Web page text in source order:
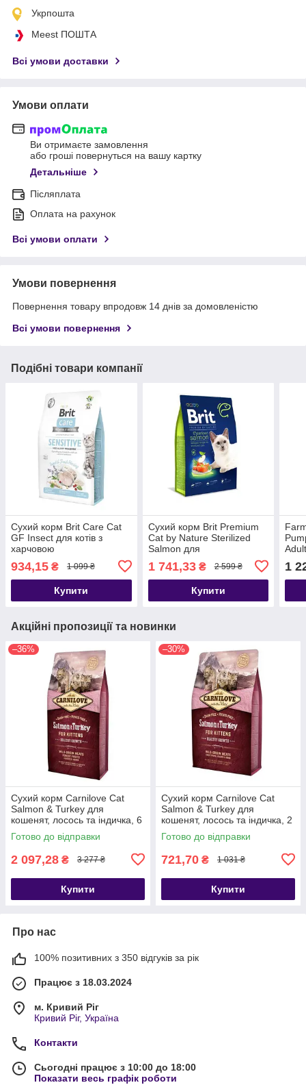
Укрпошта
Meest ПОШТА
Всі умови доставки
Умови оплати
Ви отримаєте замовлення
або гроші повернуться на вашу картку
Детальніше
Післяплата
Оплата на рахунок
Всі умови оплати
Умови повернення
Повернення товару впродовж 14 днів за домовленістю
Всі умови повернення
Подібні товари компанії
Сухий корм Brit Care Cat
GF Insect для котів з
харчовою
комахами та рибою, 2 кг
934,15 ₴ 1 099 ₴
Купити
Сухий корм Brit Premium
Cat by Nature Sterilized
Salmon для
лососем, 8 кг
1 741,33₴ 2 599 ₴
Купити
1
Акційні пропозиції та новинки
–36%
Сухий корм Carnilove Cat
Salmon & Turkey для
кошенят, лосось та індичка, 6
кг
Готово до відправки
2 097,28 ₴ 3 277 ₴
Купити
–30%
Сухий корм Carnilove Cat
Salmon & Turkey для
кошенят, лосось та індичка, 2
кг
Готово до відправки
721,70 ₴ 1 031 ₴
Купити
Про нас
100% позитивних з 350 відгуків за рік
Працює з 18.03.2024
м. Кривий Ріг
Кривий Ріг, Україна
Контакти
Сьогодні працює з 10:00 до 18:00
Показати весь графік роботи